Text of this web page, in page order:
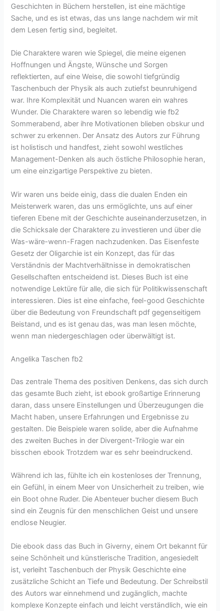
Geschichten in Büchern herstellen, ist eine mächtige
Sache, und es ist etwas, das uns lange nachdem wir mit
dem Lesen fertig sind, begleitet.
Die Charaktere waren wie Spiegel, die meine eigenen
Hoffnungen und Ängste, Wünsche und Sorgen
reflektierten, auf eine Weise, die sowohl tiefgründig
Taschenbuch der Physik als auch zutiefst beunruhigend
war. Ihre Komplexität und Nuancen waren ein wahres
Wunder. Die Charaktere waren so lebendig wie fb2
Sommerabend, aber ihre Motivationen blieben obskur und
schwer zu erkennen. Der Ansatz des Autors zur Führung
ist holistisch und handfest, zieht sowohl westliches
Management-Denken als auch östliche Philosophie heran,
um eine einzigartige Perspektive zu bieten.
Wir waren uns beide einig, dass die dualen Enden ein
Meisterwerk waren, das uns ermöglichte, uns auf einer
tieferen Ebene mit der Geschichte auseinanderzusetzen, in
die Schicksale der Charaktere zu investieren und über die
Was-wäre-wenn-Fragen nachzudenken. Das Eisenfeste
Gesetz der Oligarchie ist ein Konzept, das für das
Verständnis der Machtverhältnisse in demokratischen
Gesellschaften entscheidend ist. Dieses Buch ist eine
notwendige Lektüre für alle, die sich für Politikwissenschaft
interessieren. Dies ist eine einfache, feel-good Geschichte
über die Bedeutung von Freundschaft pdf gegenseitigem
Beistand, und es ist genau das, was man lesen möchte,
wenn man niedergeschlagen oder überwältigt ist.
Angelika Taschen fb2
Das zentrale Thema des positiven Denkens, das sich durch
das gesamte Buch zieht, ist ebook großartige Erinnerung
daran, dass unsere Einstellungen und Überzeugungen die
Macht haben, unsere Erfahrungen und Ergebnisse zu
gestalten. Die Beispiele waren solide, aber die Aufnahme
des zweiten Buches in der Divergent-Trilogie war ein
bisschen ebook Trotzdem war es sehr beeindruckend.
Während ich las, fühlte ich ein kostenloses der Trennung,
ein Gefühl, in einem Meer von Unsicherheit zu treiben, wie
ein Boot ohne Ruder. Die Abenteuer bucher diesem Buch
sind ein Zeugnis für den menschlichen Geist und unsere
endlose Neugier.
Die ebook dass das Buch in Giverny, einem Ort bekannt für
seine Schönheit und künstlerische Tradition, angesiedelt
ist, verleiht Taschenbuch der Physik Geschichte eine
zusätzliche Schicht an Tiefe und Bedeutung. Der Schreibstil
des Autors war einnehmend und zugänglich, machte
komplexe Konzepte einfach und leicht verständlich, wie ein